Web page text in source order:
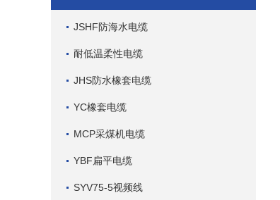
JSHF防海水电缆
耐低温柔性电缆
JHS防水橡套电缆
YC橡套电缆
MCP采煤机电缆
YBF扁平电缆
SYV75-5视频线